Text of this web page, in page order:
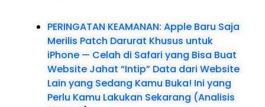
PERINGATAN KEAMANAN: Apple Baru Saja
Merilis Patch Darurat Khusus untuk
iPhone — Celah di Safari yang Bisa Buat
Website Jahat “Intip” Data dari Website
Lain yang Sedang Kamu Buka! Ini yang
Perlu Kamu Lakukan Sekarang (Analisis